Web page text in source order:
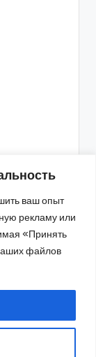
ваш опыт
рекламу или
«Принять
файлов